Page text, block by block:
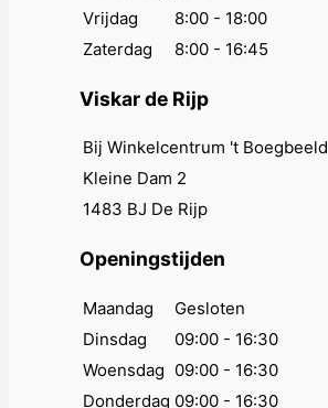
Vrijdag
8:00 - 18:00
Zaterdag
8:00 - 16:45
Viskar de Rijp
Bij Winkelcentrum 't Boegbeeld
Kleine Dam 2
1483 BJ De Rijp
Openingstijden
Maandag
Gesloten
Dinsdag
09:00 - 16:30
Woensdag 09:00 - 16:30
Donderdag 09:00 - 16:30